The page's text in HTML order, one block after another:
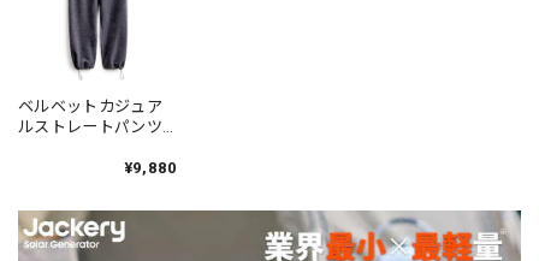
ベルベットカジュア
ルストレートパンツ
¥9,880